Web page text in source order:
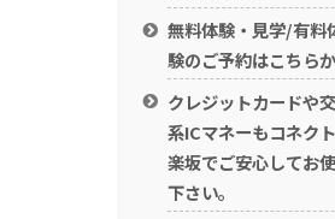
無料体験・見学/有料
験のご予約はこちら
クレジットカードや
系ICマネーもコネク
楽坂でご安心してお
下さい。